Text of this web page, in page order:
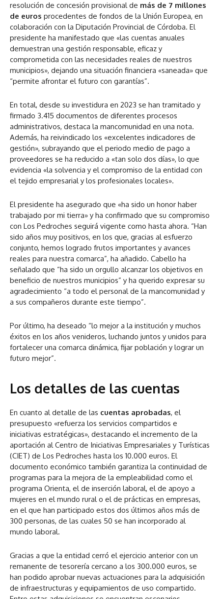
resolución de concesión provisional de más de 7 millones
de euros procedentes de fondos de la Unión Europea, en
colaboración con la Diputación Provincial de Córdoba. El
presidente ha manifestado que «las cuentas anuales
demuestran una gestión responsable, eficaz y
comprometida con las necesidades reales de nuestros
municipios», dejando una situación financiera «saneada» que
“permite afrontar el futuro con garantías”.
En total, desde su investidura en 2023 se han tramitado y
firmado 3.415 documentos de diferentes procesos
administrativos, destaca la mancomunidad en una nota.
Además, ha reivindicado los «excelentes indicadores de
gestión», subrayando que el periodo medio de pago a
proveedores se ha reducido a «tan solo dos días», lo que
evidencia «la solvencia y el compromiso de la entidad con
el tejido empresarial y los profesionales locales».
El presidente ha asegurado que «ha sido un honor haber
trabajado por mi tierra» y ha confirmado que su compromiso
con Los Pedroches seguirá vigente como hasta ahora. “Han
sido años muy positivos, en los que, gracias al esfuerzo
conjunto, hemos logrado frutos importantes y avances
reales para nuestra comarca”, ha añadido. Cabello ha
señalado que “ha sido un orgullo alcanzar los objetivos en
beneficio de nuestros municipios” y ha querido expresar su
agradecimiento “a todo el personal de la mancomunidad y
a sus compañeros durante este tiempo”.
Por último, ha deseado “lo mejor a la institución y muchos
éxitos en los años venideros, luchando juntos y unidos para
fortalecer una comarca dinámica, fijar población y lograr un
futuro mejor”.
Los detalles de las cuentas
En cuanto al detalle de las cuentas aprobadas, el
presupuesto «refuerza los servicios compartidos e
iniciativas estratégicas», destacando el incremento de la
aportación al Centro de Iniciativas Empresariales y Turísticas
(CIET) de Los Pedroches hasta los 10.000 euros. El
documento económico también garantiza la continuidad de
programas para la mejora de la empleabilidad como el
programa Orienta, el de inserción laboral, el de apoyo a
mujeres en el mundo rural o el de prácticas en empresas,
en el que han participado estos dos últimos años más de
300 personas, de las cuales 50 se han incorporado al
mundo laboral.
Gracias a que la entidad cerró el ejercicio anterior con un
remanente de tesorería cercano a los 300.000 euros, se
han podido aprobar nuevas actuaciones para la adquisición
de infraestructuras y equipamientos de uso compartido.